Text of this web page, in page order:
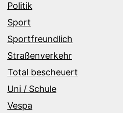
Politik
Sport
Sportfreundlich
Straßenverkehr
Total bescheuert
Uni / Schule
Vespa